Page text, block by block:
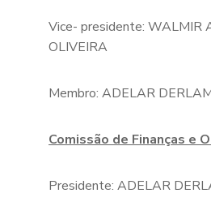
Vice- presidente: WALMIR
OLIVEIRA
Membro: ADELAR
Comissão de Finanças e
Presidente: ADELAR